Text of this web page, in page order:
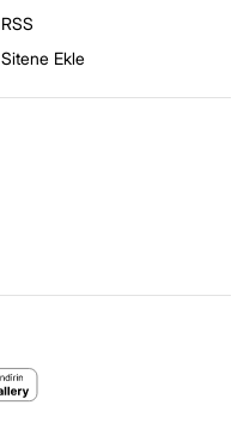
RSS
Sitene Ekle